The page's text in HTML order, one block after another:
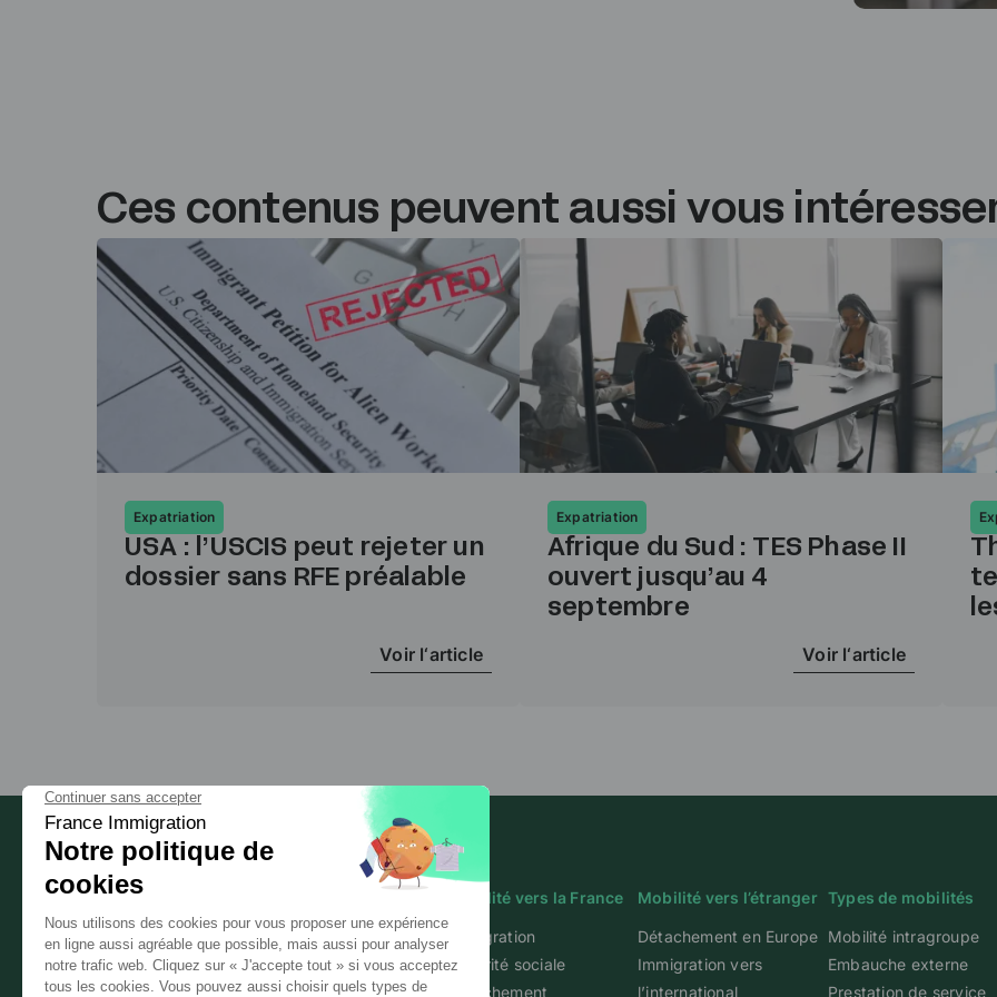
Ces contenus peuvent aussi vous
Expatriation
USA : l’USCIS peut rejeter un
dossier sans RFE préalable
Voir l‘article
Expatriation
Afrique du Sud : TES Phase II
ouvert jusqu’au 4
septembre
Voir l‘article
Les experts de l'immigration
Mobilité vers la France
Immigration
Sécurité sociale
Détachement
Mobilité vers l’étranger
Détachement en Europe
Immigration vers
l’international
Types de mobilités
Mobilité intragroupe
Embauche externe
Prestation de service